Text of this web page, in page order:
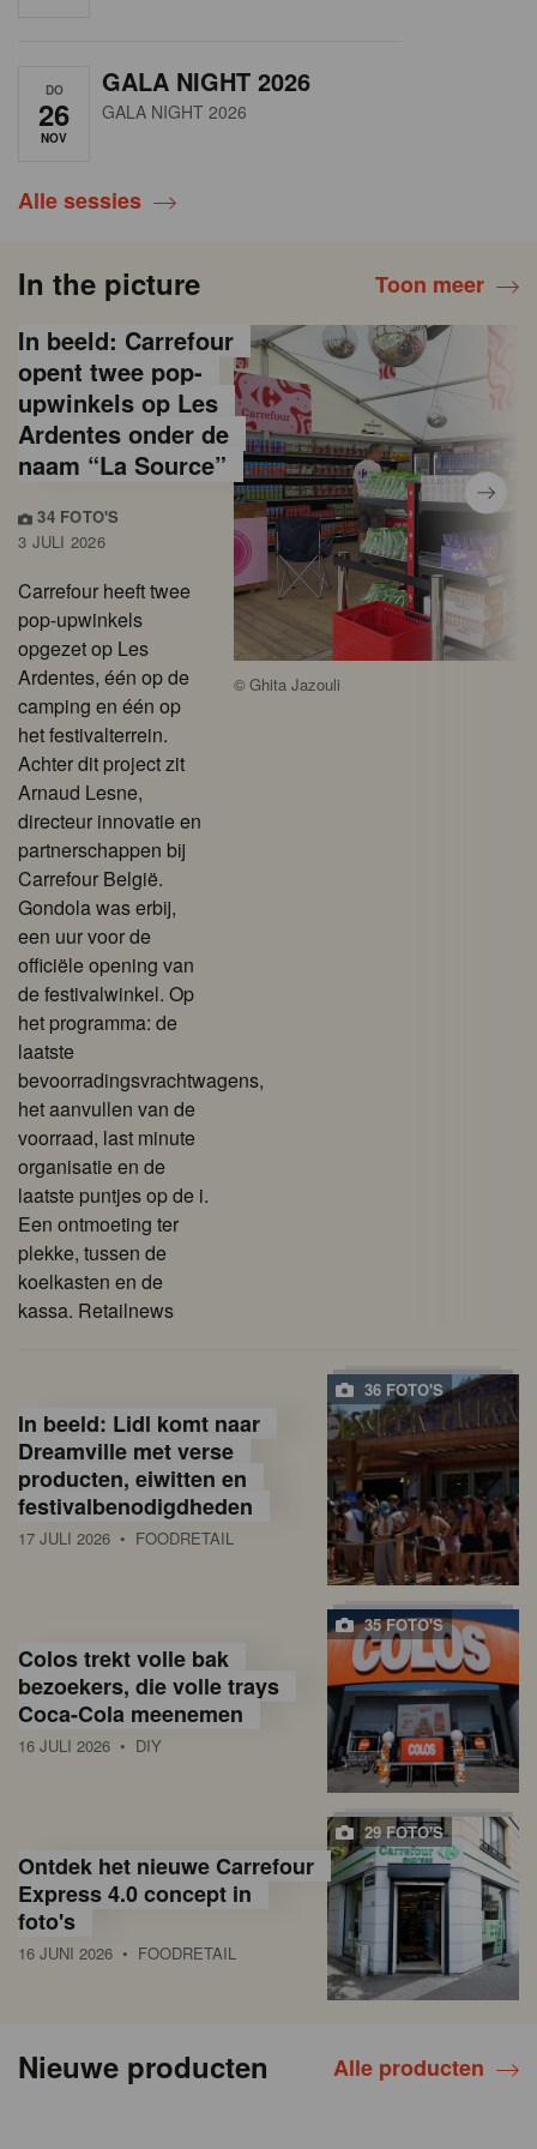
DO
26
NOV
GALA NIGHT 2026
GALA NIGHT 2026
Alle sessies
In the picture Toon meer
In beeld: Carrefour
opent twee pop-
upwinkels op Les
Ardentes onder de
naam “La Source”
34 FOTO'S
3 JULI 2026
Carrefour heeft twee
pop-upwinkels
opgezet op Les
Ardentes, één op de
camping en één op
het festivalterrein.
Achter dit project zit
Arnaud Lesne,
directeur innovatie en
partnerschappen bij
Carrefour België.
Gondola was erbij,
een uur voor de
officiële opening van
de festivalwinkel. Op
het programma: de
laatste
bevoorradingsvrachtwagens,
het aanvullen van de
voorraad, last minute
organisatie en de
laatste puntjes op de i.
Een ontmoeting ter
plekke, tussen de
koelkasten en de
kassa. Retailnews
©Ghita Jazouli
36 FOTO'S
In beeld: Lidl komt naar
Dreamville met verse
producten, eiwitten en
festivalbenodigdheden
17 JULI 2026 • FOODRETAIL
35 FOTO'S
Colos trekt volle bak
bezoekers, die volle trays
Coca-Cola meenemen
16 JULI 2026 • DIY
29 FOTO'S
Ontdek het nieuwe Carrefour
Express 4.0 concept in
foto's
16 JUNI 2026 • FOODRETAIL
Nieuwe producten Alle producten